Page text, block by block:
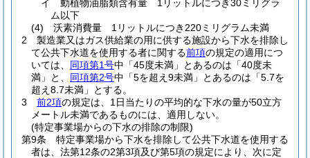
イ
動植物油脂類含有量 1リットルにつき30ミリグラ
ム以下
(4)
沃素消費量 1リットルにつき220ミリグラム未満
2
製造業又はガス供給業の用に供する施設から下水を排除し
て公共下水道を使用する者に関する前項の規定の適用につ
いては、 同項第1号中「45度未満」とあるのは「40度未
満」と、 同項第2号中「5を超え9未満」とあるのは「5.7を
超え8.7未満」とする。
3
前2項の規定は、1日当たりの平均的な下水の量が50立方
メートル未満であるものには、適用しない。
(特定事業場からの下水の排除の制限)
第9条
特定事業場から下水を排除して公共下水道を使用する
者は、法第12条の2第3項及び第5項の規定により、次に定